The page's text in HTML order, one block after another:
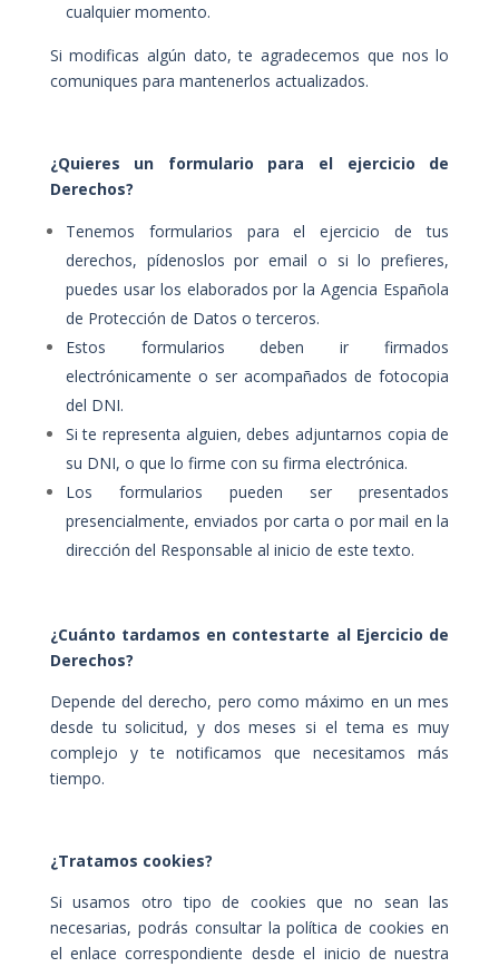
cualquier momento.
Si modificas algún dato, te agradecemos que nos lo
comuniques para mantenerlos actualizados.
¿Quieres un formulario para el ejercicio de
Derechos?
Tenemos formularios para el ejercicio de tus
derechos, pídenoslos por email o si lo prefieres,
puedes usar los elaborados por la Agencia Española
de Protección de Datos o terceros.
Estos formularios deben ir firmados
electrónicamente o ser acompañados de fotocopia
del DNI.
Si te representa alguien, debes adjuntarnos copia de
su DNI, o que lo firme con su firma electrónica.
Los formularios pueden ser presentados
presencialmente, enviados por carta o por mail en la
dirección del Responsable al inicio de este texto.
¿Cuánto tardamos en contestarte al Ejercicio de
Derechos?
Depende del derecho, pero como máximo en un mes
desde tu solicitud, y dos meses si el tema es muy
complejo y te notificamos que necesitamos más
tiempo.
¿Tratamos cookies?
Si usamos otro tipo de cookies que no sean las
necesarias, podrás consultar la política de cookies en
el enlace correspondiente desde el inicio de nuestra